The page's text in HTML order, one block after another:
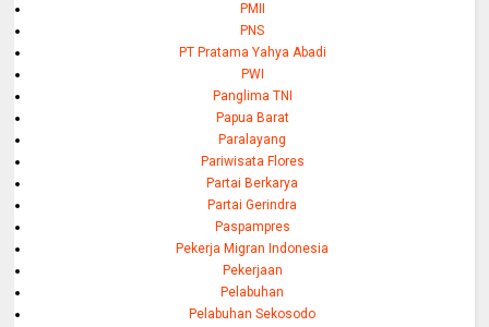
PMII
PNS
PT Pratama Yahya Abadi
PWI
Panglima TNI
Papua Barat
Paralayang
Pariwisata Flores
Partai Berkarya
Partai Gerindra
Paspampres
Pekerja Migran Indonesia
Pekerjaan
Pelabuhan
Pelabuhan Sekosodo